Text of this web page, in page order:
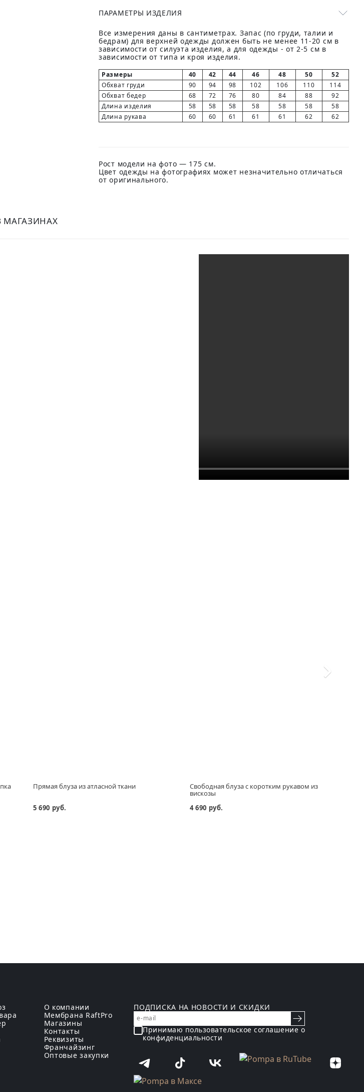
ПАРАМЕТРЫ ИЗДЕЛИЯ
Все измерения даны в сантиметрах. Запас (по груди, талии и
бедрам) для верхней одежды должен быть не менее 11-20 см в
зависимости от силуэта изделия, а для одежды - от 2-5 см в
зависимости от типа и кроя изделия.
Размеры 40 42 44 46 48 50
52
Обхват груди
90 94 98 102 106 110
114
Обхват бедер
68 72 76 80 84 88
92
Длина изделия
58 58 58 58 58 58
58
Длина рукава
60 60 61 61 61 62 62
Рост модели на фото — 175 см.
Цвет одежды на фотографиях может незначительно отличаться
от оригинального.
МАГАЗИНАХ
Прямая блуза из атласной ткани
5 690 руб.
Свободная блуза с коротким рукавом из
вискозы
4 690 руб.
О компании
Мембрана RaftPro
Магазины
Контакты
Реквизиты
Франчайзинг
Оптовые закупки
ПОДПИСКА НА НОВОСТИ И СКИДКИ
Принимаю пользовательскоесоглашение о
конфиденциальности